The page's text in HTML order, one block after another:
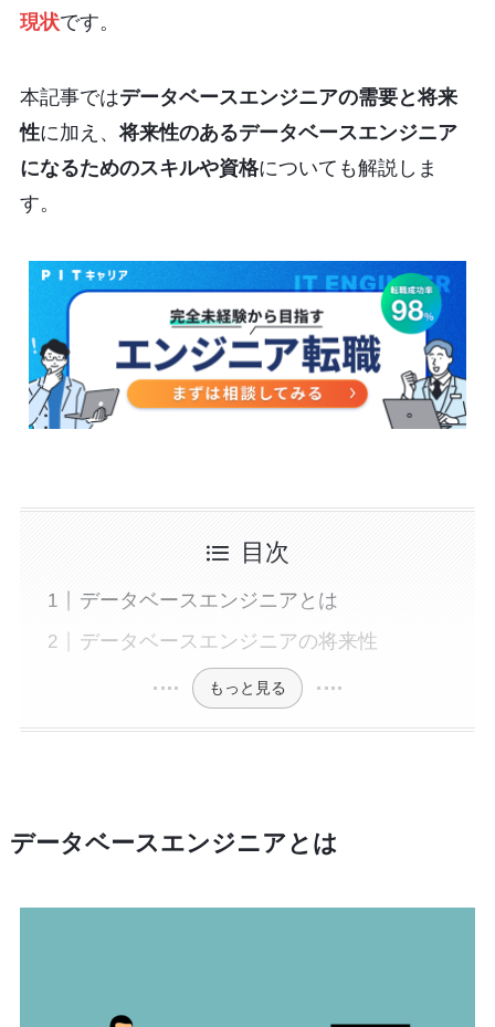
現状です。
本記事ではデータベースエンジニアの需要と将来
性に加え、 将来性のあるデータベースエンジニア
になるためのスキルや資格についても解説しま
す。
目次
データベースエンジニアとは
データベースエンジニアの将来性
もっと見る
データベースエンジニアとは